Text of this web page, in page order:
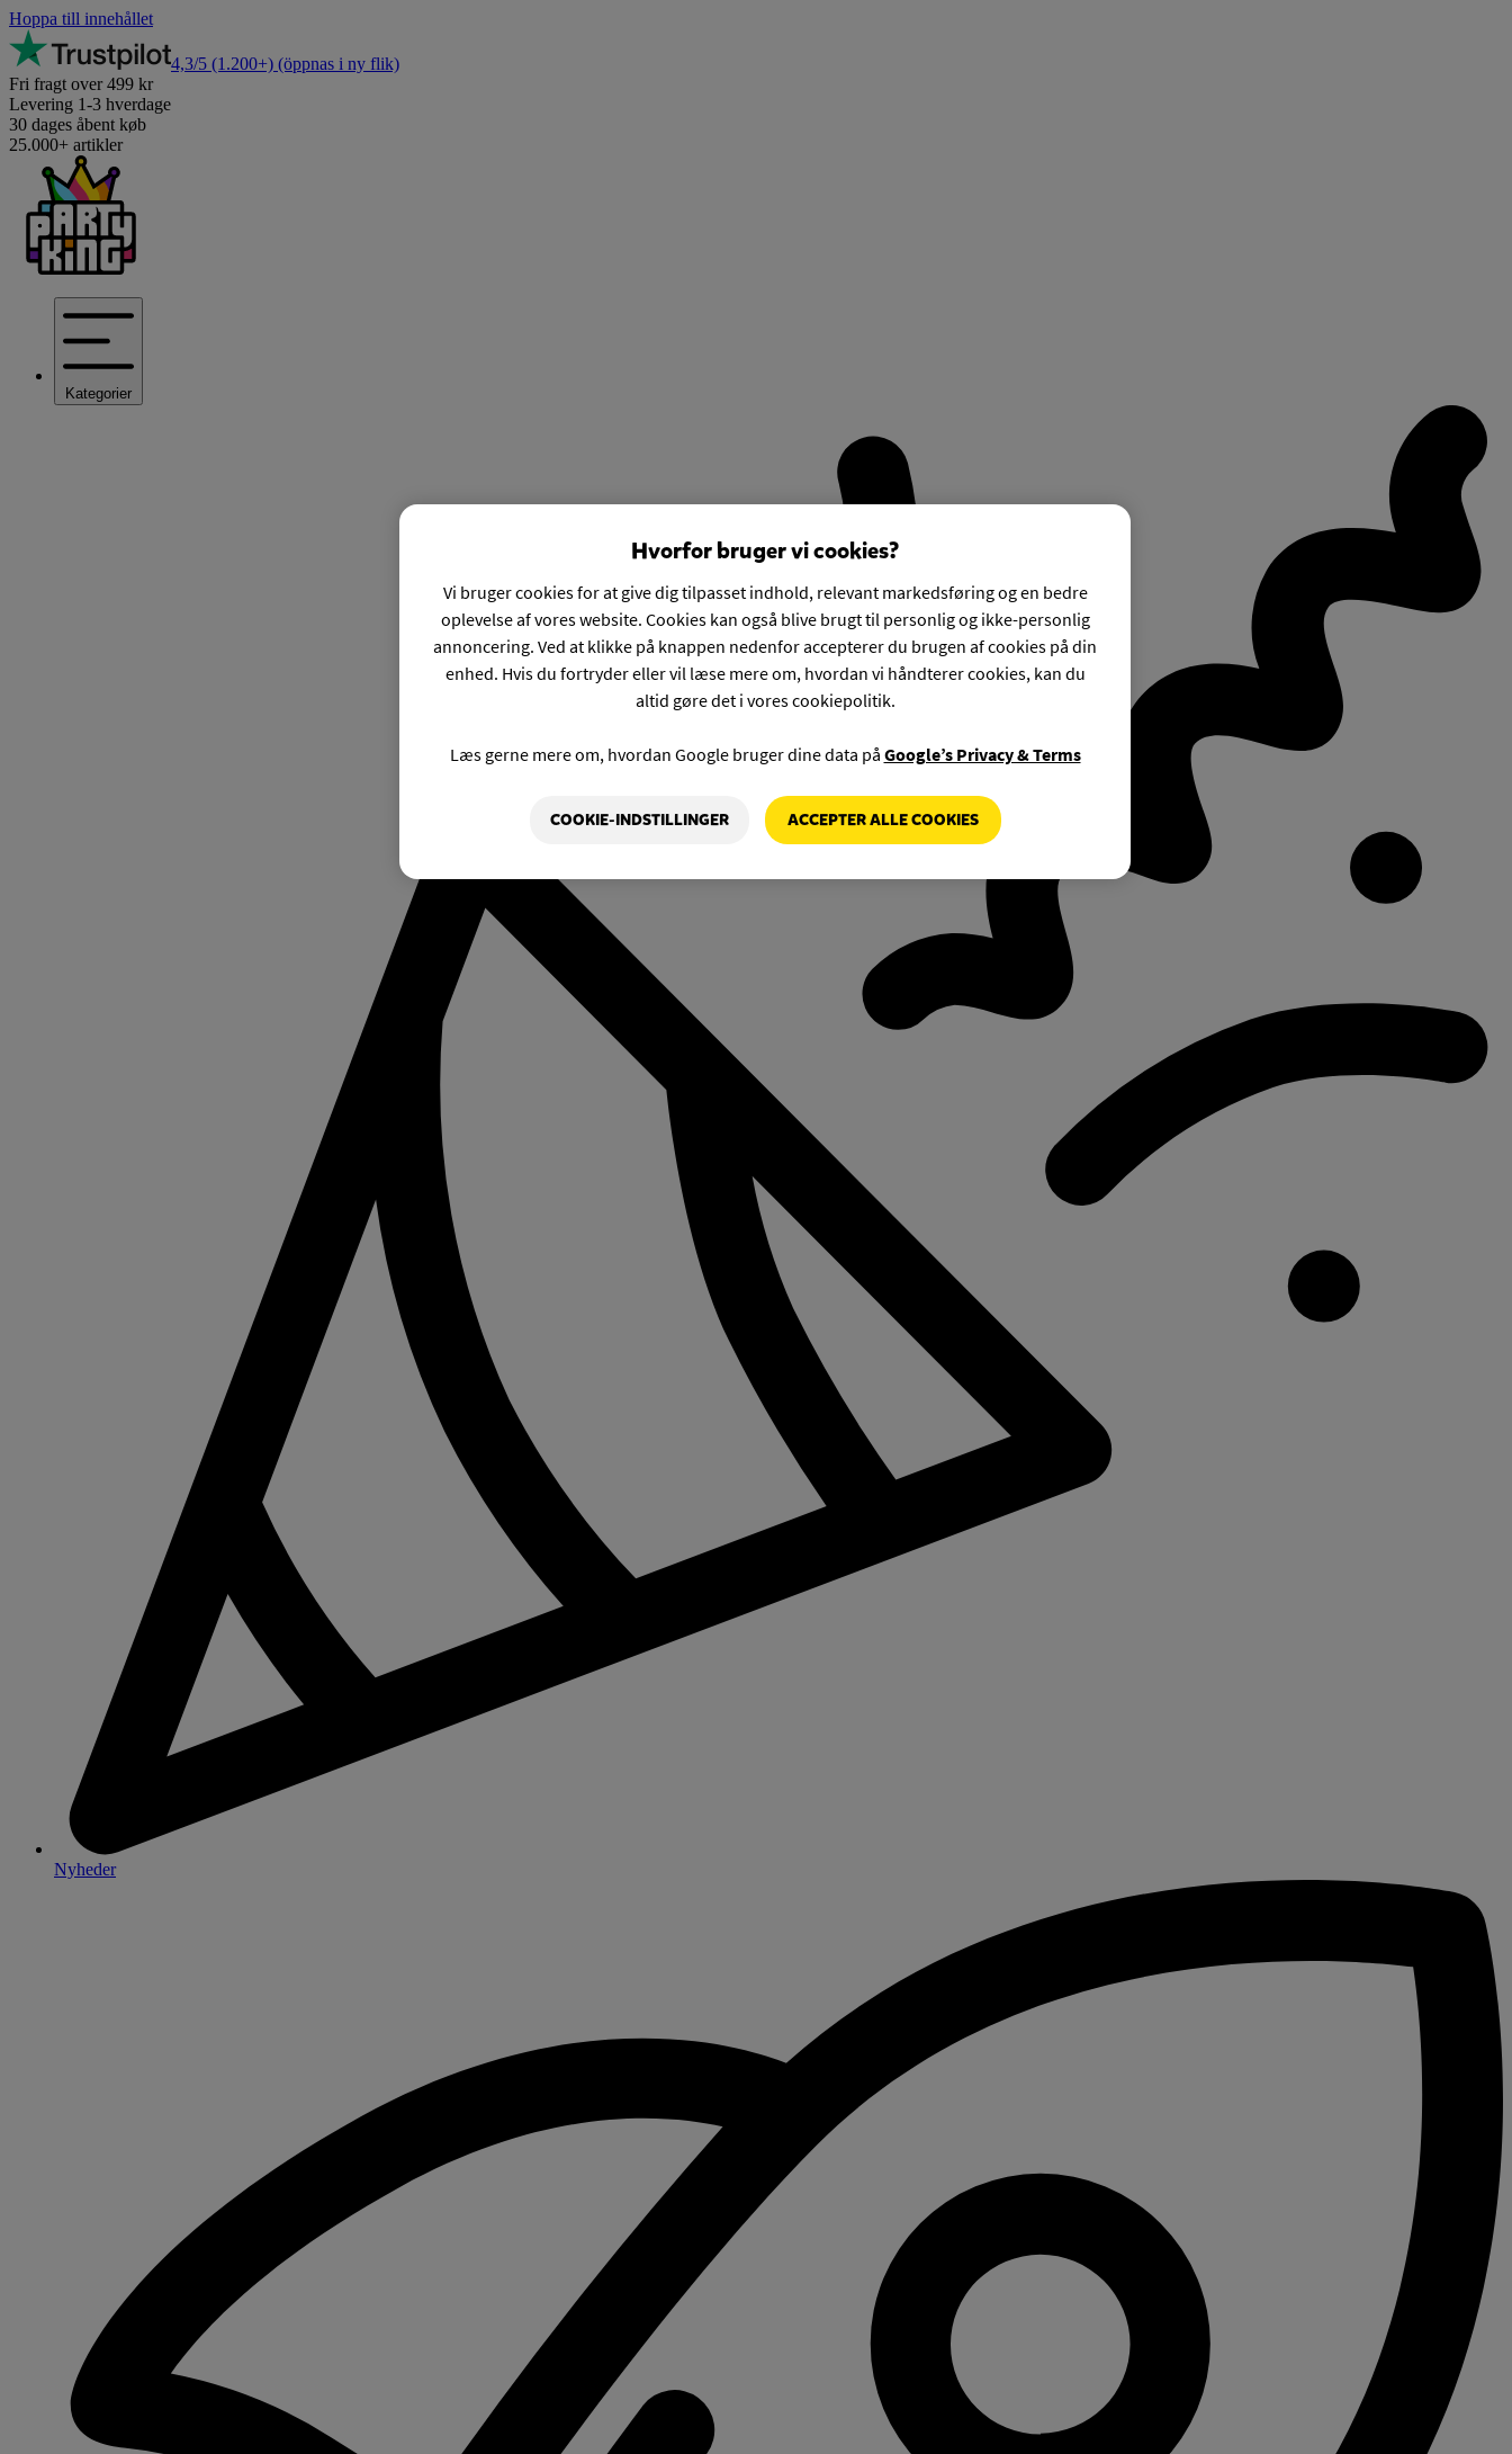
Hoppa till innehållet
4,3/5 (1.200+) (öppnas i ny flik)
Fri fragt over 499 kr
Levering 1-3 hverdage
30 dages åbent køb
25.000+ artikler
Kategorier
Nyheder
Hvorfor bruger vi cookies?
Vi bruger cookies for at give dig tilpasset indhold, relevant markedsføring og en bedre
oplevelse af vores website. Cookies kan også blive brugt til personlig og ikke-personlig
annoncering. Ved at klikke på knappen nedenfor accepterer du brugen af cookies på din
enhed. Hvis du fortryder eller vil læse mere om, hvordan vi håndterer cookies, kan du
altid gøre det i vores cookiepolitik.
Læs gerne mere om, hvordan Google bruger dine data på Google’s Privacy & Terms
COOKIE-INDSTILLINGER ACCEPTER ALLE COOKIES